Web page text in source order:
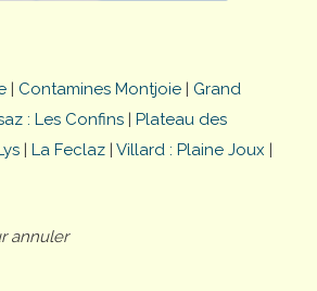
| Contamines Montjoie | Grand
: Les Confins | Plateau des
| La Feclaz | Villard : Plaine Joux |
annuler